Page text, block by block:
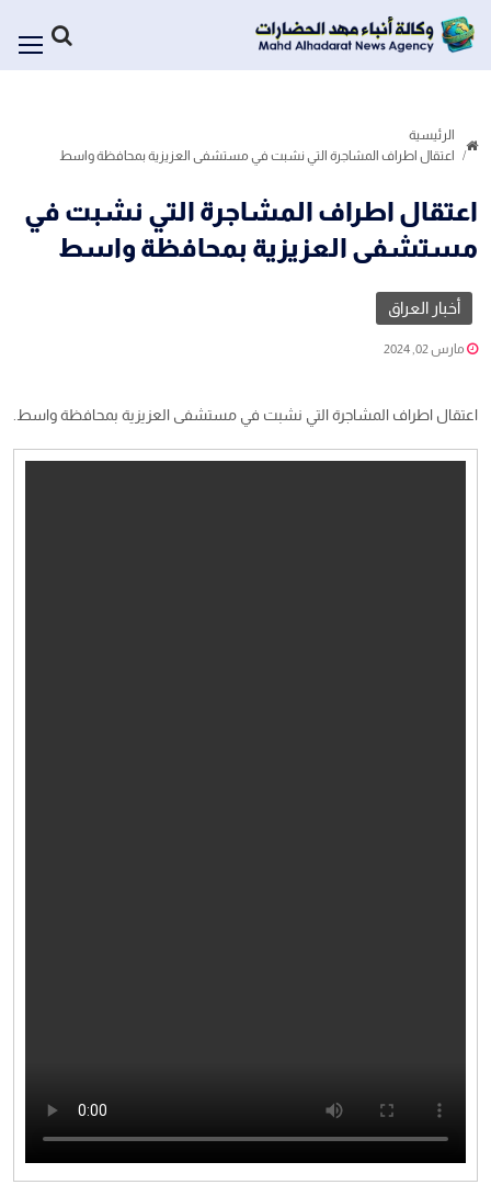
الرئيسية
اعتقال اطراف المشاجرة التي نشبت في مستشفى العزيزية بمحافظة واسط
اعتقال اطراف المشاجرة التي نشبت في
مستشفى العزيزية بمحافظة واسط
أخبار العراق
مارس 02, 2024
اعتقال اطراف المشاجرة التي نشبت في مستشفى العزيزية بمحافظة واسط.